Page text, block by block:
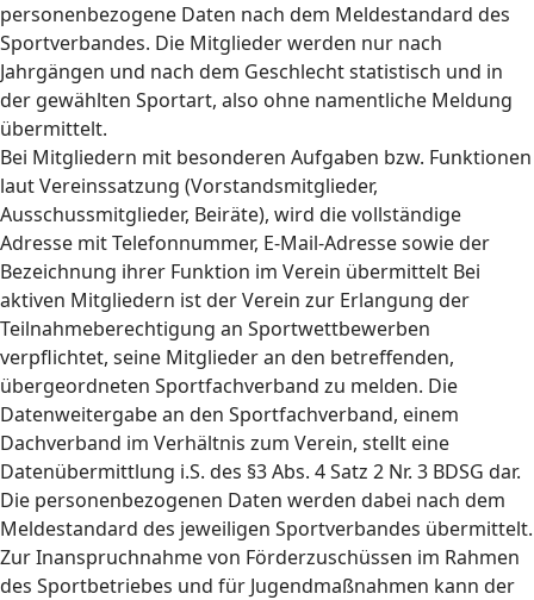
personenbezogene Daten nach dem Meldestandard des
Sportverbandes. Die Mitglieder werden nur nach
Jahrgängen und nach dem Geschlecht statistisch und in
der gewählten Sportart, also ohne namentliche Meldung
übermittelt.
Bei Mitgliedern mit besonderen Aufgaben bzw. Funktionen
laut Vereinssatzung (Vorstandsmitglieder,
Ausschussmitglieder, Beiräte), wird die vollständige
Adresse mit Telefonnummer, E-Mail-Adresse sowie der
Bezeichnung ihrer Funktion im Verein übermittelt Bei
aktiven Mitgliedern ist der Verein zur Erlangung der
Teilnahmeberechtigung an Sportwettbewerben
verpflichtet, seine Mitglieder an den betreffenden,
übergeordneten Sportfachverband zu melden. Die
Datenweitergabe an den Sportfachverband, einem
Dachverband im Verhältnis zum Verein, stellt eine
Datenübermittlung i.S. des §3 Abs. 4 Satz 2 Nr. 3 BDSG dar.
Die personenbezogenen Daten werden dabei nach dem
Meldestandard des jeweiligen Sportverbandes übermittelt.
Zur Inanspruchnahme von Förderzuschüssen im Rahmen
des Sportbetriebes und für Jugendmaßnahmen kann der